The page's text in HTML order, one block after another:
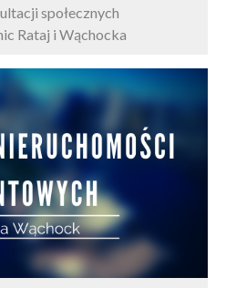
społecznych
Rataj i Wąchocka